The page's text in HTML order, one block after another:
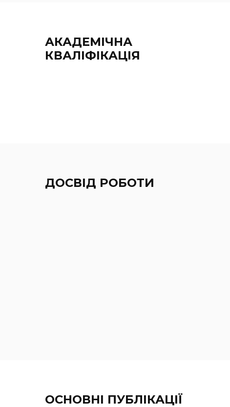
АКАДЕМІЧНА
КВАЛІФІКАЦІЯ
ДОСВІД РОБОТИ
ОСНОВНІ ПУБЛІКАЦІЇ